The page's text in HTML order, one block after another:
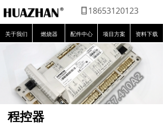
关于我们 燃烧器 配件中心 项目方案 资料下载
18653120123
程控器